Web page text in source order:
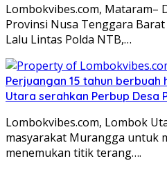
Lombokvibes.com, Mataram–
Provinsi Nusa Tenggara
Lalu Lintas Polda NTB,…
Perjuangan 15 tahun berbuah
Utara serahkan Perbup Desa
Lombokvibes.com, Lombok
masyarakat Murangga untuk
menemukan titik terang….